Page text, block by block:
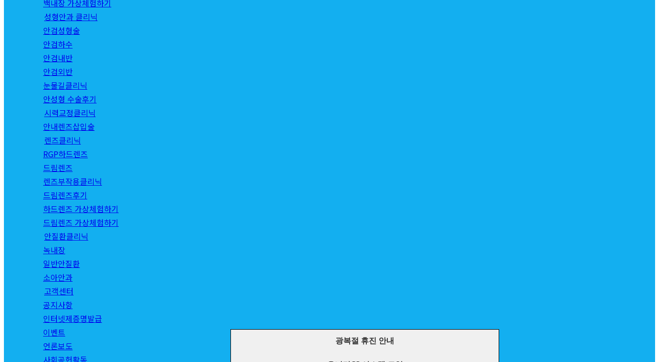
백내장 가상체험하기
성형안과 클리닉
안검성형술
안검하수
안검내반
안검외반
눈물길클리닉
안성형 수술후기
시력교정클리닉
안내렌즈삽입술
렌즈클리닉
RGP하드렌즈
드림렌즈
렌즈부작용클리닉
드림렌즈후기
하드렌즈 가상체험하기
드림렌즈 가상체험하기
안질환클리닉
녹내장
일반안질환
소아안과
고객센터
공지사항
인터넷제증명발급
이벤트
언론보도
사회공헌활동
광복절 휴진 안내